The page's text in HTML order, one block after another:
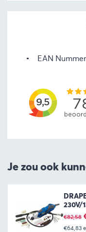
EAN Nummer
Je zou ook
230V/
€82,58
€64,83